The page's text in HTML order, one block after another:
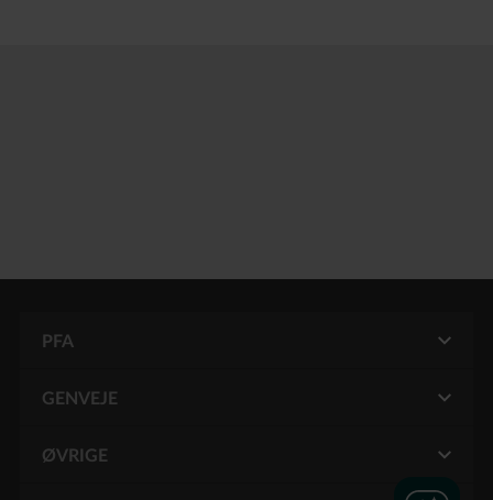
PFA
Mit PFA
Pension for funktionærer
GENVEJE
Kontakt PFA
ØVRIGE